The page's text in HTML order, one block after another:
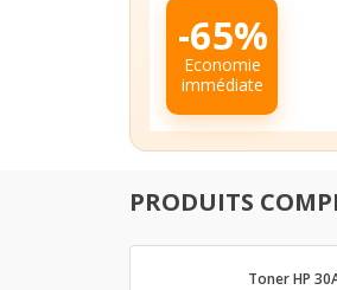
-65%
Economie
immédiate
PRODUITS
Toner HP